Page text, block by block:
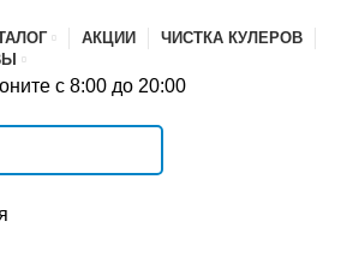
АКЦИИ
ЧИСТКА КУЛЕРОВ
с 8:00 до 20:00